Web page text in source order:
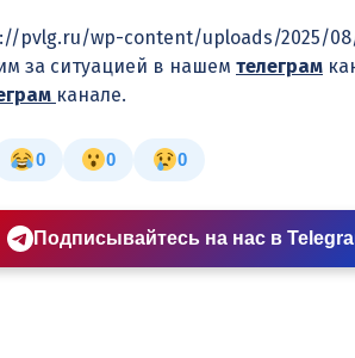
pvlg.ru/wp-content/uploads/2025/
за ситуацией в нашем телеграм
канале.
0 0 0
Подписывайтесь на нас в